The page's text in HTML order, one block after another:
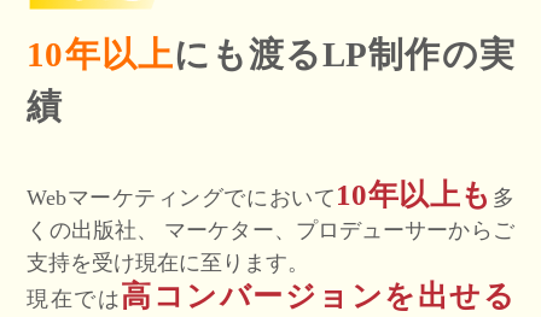
10年以上にも渡るLP制作の実
績
Webマーケティングでにおいて 10年以上も 多
くの出版社、
マーケター、プロデューサーからご
支持を受け現在に至ります。
現在では高コンバージョンを出せる